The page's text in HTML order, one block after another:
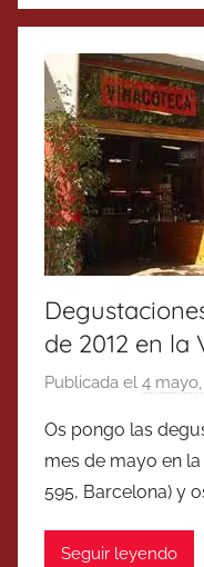
de 2012 en la
Publicada el 4 mayo,
Os pongo las
mes de mayo en
595, Barcelona) y
Seguir leyendo